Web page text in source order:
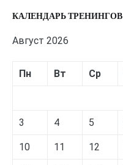
КАЛЕНДАРЬ ТРЕНИНГОВ
Август 2026
Пн Вт Ср
3 4 5
10 11 12